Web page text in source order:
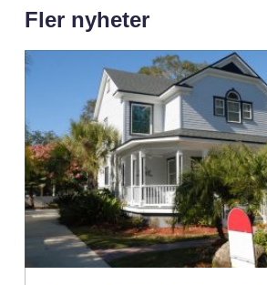
Fler nyheter